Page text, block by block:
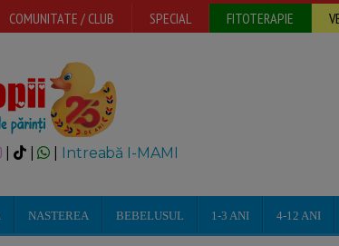
COMUNITATE / CLUB SPECIAL FITOTERAPIE
| Intreabă I-MAMI
NASTEREA BEBELUSUL 1-3 ANI 4-12 ANI